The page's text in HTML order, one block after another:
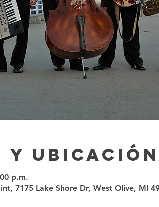
ubicación
p.m.
7175 Lake Shore Dr, West Olive, MI